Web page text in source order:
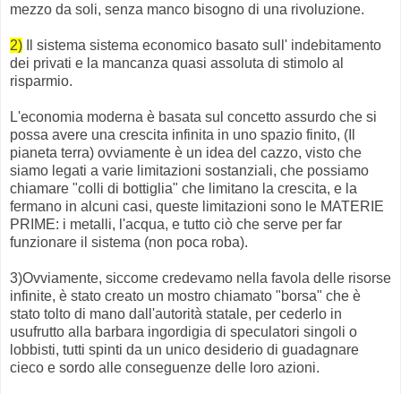
mezzo da soli, senza manco bisogno di una rivoluzione.
2) Il sistema sistema economico basato sull' indebitamento
dei privati e la mancanza quasi assoluta di stimolo al
risparmio.
L'economia moderna è basata sul concetto assurdo che si
possa avere una crescita infinita in uno spazio finito, (Il
pianeta terra) ovviamente è un idea del cazzo, visto che
siamo legati a varie limitazioni sostanziali, che possiamo
chiamare "colli di bottiglia" che limitano la crescita, e la
fermano in alcuni casi, queste limitazioni sono le MATERIE
PRIME: i metalli, l'acqua, e tutto ciò che serve per far
funzionare il sistema (non poca roba).
3)Ovviamente, siccome credevamo nella favola delle risorse
infinite, è stato creato un mostro chiamato "borsa" che è
stato tolto di mano dall'autorità statale, per cederlo in
usufrutto alla barbara ingordigia di speculatori singoli o
lobbisti, tutti spinti da un unico desiderio di guadagnare
cieco e sordo alle conseguenze delle loro azioni.